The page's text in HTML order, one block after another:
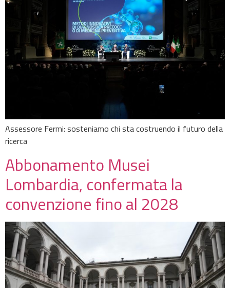
Assessore Fermi: sosteniamo chi sta costruendo il futuro della
ricerca
Abbonamento Musei
Lombardia, confermata la
convenzione fino al 2028